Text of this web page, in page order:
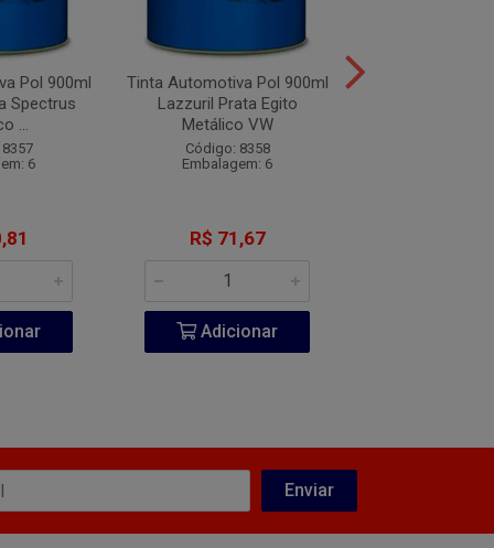
Pol 900ml
Spectrus
...
6
Tinta Automotiva Pol 900ml
Lazzuril Prata Egito
Metálico VW
Código: 8358
Embalagem: 6
R$ 71,67
Adicionar